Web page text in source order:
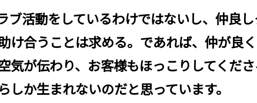
ブ活動をしているわけではないし、仲良
け合うことは求める。であれば、仲が良
気が伝わり、お客様もほっこりしてくだ
か生まれないのだと思っています。